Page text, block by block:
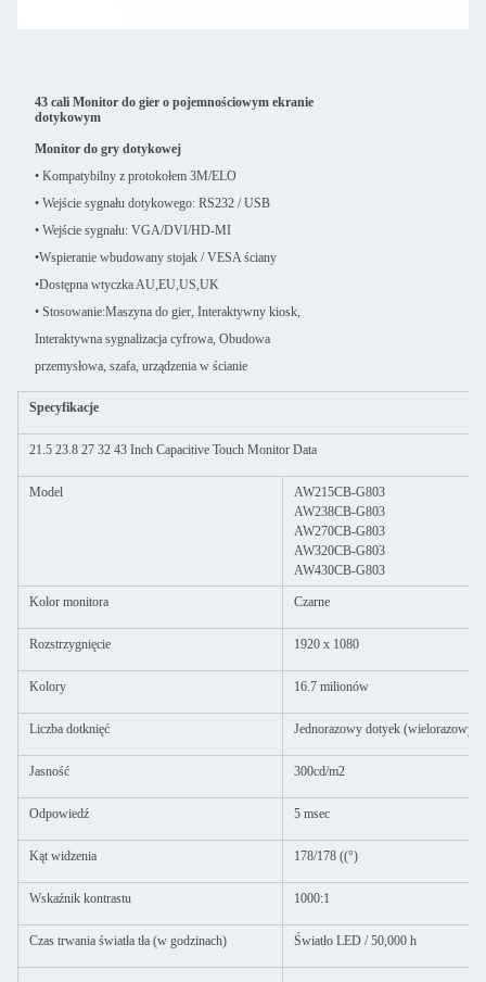
43 cali Monitor do gier o pojemnościowym ekranie
dotykowym
Monitor do gry dotykowej
• Kompatybilny z protokołem 3M/ELO
• Wejście sygnału dotykowego: RS232 / USB
• Wejście sygnału: VGA/DVI/HD-MI
•Wspieranie wbudowany stojak / VESA ściany
•Dostępna wtyczka AU,EU,US,UK
• Stosowanie:Maszyna do gier, Interaktywny kiosk,
Interaktywna sygnalizacja cyfrowa, Obudowa
przemysłowa, szafa, urządzenia w ścianie
Specyfikacje
21.5 23.8 27 32 43 Inch Capacitive Touch Monitor Data
Model
AW215CB-G803
AW238CB-G803
AW270CB-G803
AW320CB-G803
AW430CB-G803
Kolor monitora Czarne
Rozstrzygnięcie 1920 x 1080
Kolory 16.7 milionów
Liczba dotknięć Jednorazowy dotyek (wielorazowy
Jasność 300cd/m2
Odpowiedź 5 msec
Kąt widzenia 178/178 ((°)
Wskaźnik kontrastu 1000:1
Czas trwania światła tła (w godzinach) Światło LED / 50,000 h